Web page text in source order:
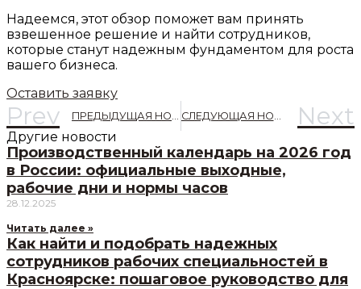
Надеемся, этот обзор поможет вам принять
взвешенное решение и найти сотрудников,
которые станут надежным фундаментом для роста
вашего бизнеса.
Оставить заявку
Prev ПРЕДЫДУЩАЯ НОВОСТЬ СЛЕДУЮЩАЯ НОВОСТЬ Next
Другие новости
Производственный календарь на 2026 год
в России: официальные выходные,
рабочие дни и нормы часов
28.12.2025
Читать далее »
Как найти и подобрать надежных
сотрудников рабочих специальностей в
Красноярске: пошаговое руководство для